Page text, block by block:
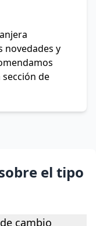
novedades y
de
el tipo
cambio